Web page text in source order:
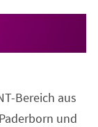
Bereich aus
und